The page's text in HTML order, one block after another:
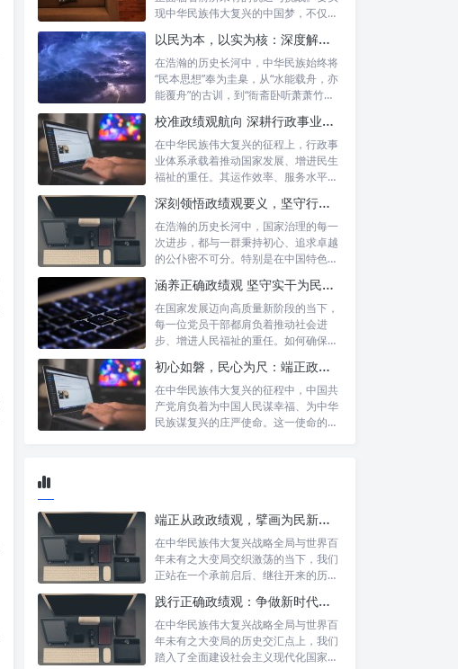
现中华民族伟大复兴的中国梦，不仅需
以民为本，以实为核：深度解析坚守为民初心与正确政绩观念的融合路径
在浩瀚的历史长河中，中华民族始终将
“民本思想”奉为圭臬，从“水能载舟，亦
能覆舟”的古训，到“衙斋卧听萧萧竹，
校准政绩观航向 深耕行政事业本职：新时代高质量发展的核心密码
在中华民族伟大复兴的征程上，行政事
业体系承载着推动国家发展、增进民生
福祉的重任。其运作效率、服务水平乃
深刻领悟政绩观要义，坚守行政事业初心：新时代公仆的使命与担当
在浩瀚的历史长河中，国家治理的每一
次进步，都与一群秉持初心、追求卓越
的公仆密不可分。特别是在中国特色社
涵养正确政绩观 坚守实干为民情怀：新时代干部成长的双重基石
在国家发展迈向高质量新阶段的当下，
每一位党员干部都肩负着推动社会进
步、增进人民福祉的重任。如何确保我
初心如磐，民心为尺：端正政绩价值取向，砥砺为民服务初心的新时代答卷
在中华民族伟大复兴的征程中，中国共
产党肩负着为中国人民谋幸福、为中华
民族谋复兴的庄严使命。这一使命的实
端正从政政绩观，擘画为民新篇章：勇担时代新使命的责任与自觉
在中华民族伟大复兴战略全局与世界百
年未有之大变局交织激荡的当下，我们
正站在一个承前启后、继往开来的历史
践行正确政绩观：争做新时代人民信赖的合格公职人员
在中华民族伟大复兴战略全局与世界百
年未有之大变局的历史交汇点上，我们
踏入了全面建设社会主义现代化国家的